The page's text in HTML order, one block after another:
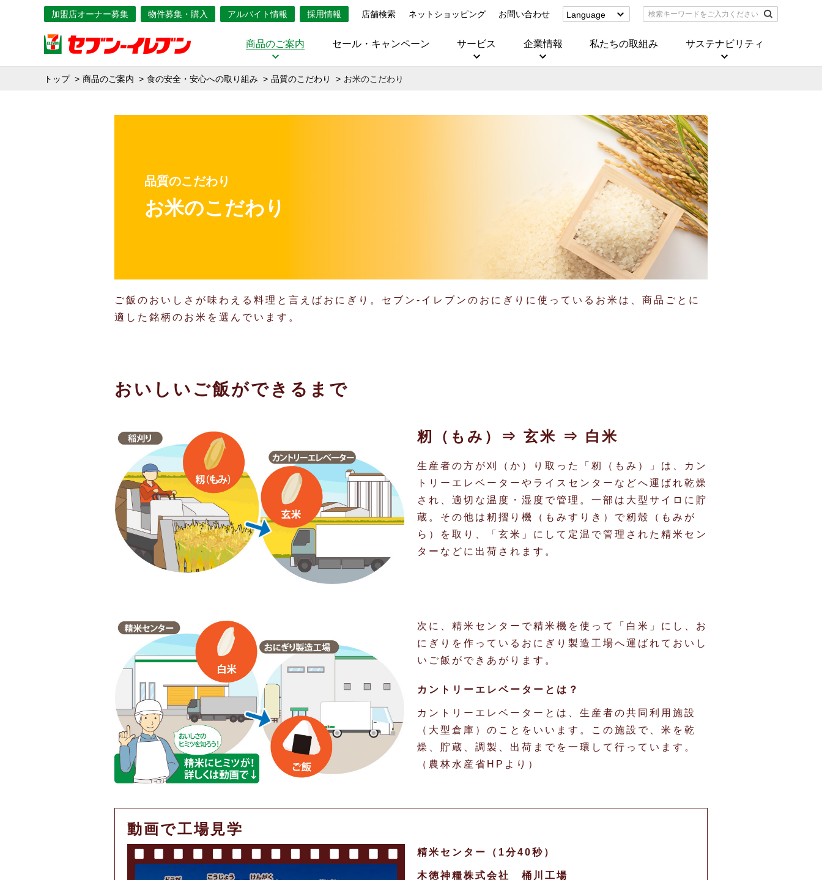
加盟店オーナー募集 物件募集・購入 アルバイト情報 採用情報 店舗検索 ネットショッピング お問い合わせ
Language
(Corporate)
한국어(서비스)
(บริการ)
商品のご案内 セール・キャンペーン サービス 企業情報 私たちの取組み サステナビリティ
トップ 商品のご案内 食の安全・安心への取り組み 品質のこだわり お米のこだわり
品質のこだわり
お米のこだわり
ご飯のおいしさが味わえる料理と言えばおにぎり。セブン‐イレブンのおにぎりに使っているお米は、商品ごとに
適した銘柄のお米を選んでいます。
おいしいご飯ができるまで
籾（もみ）⇒ 玄米 ⇒ 白米
生産者の方が刈（か）り取った「籾（もみ）」は、カン
トリーエレベーターやライスセンターなどへ運ばれ乾燥
され、適切な温度・湿度で管理。一部は大型サイロに貯
蔵。その他は籾摺り機（もみすりき）で籾殻（もみが
ら）を取り、「玄米」にして定温で管理された精米セン
ターなどに出荷されます。
次に、精米センターで精米機を使って「白米」にし、お
にぎりを作っているおにぎり製造工場へ運ばれておいし
いご飯ができあがります。
カントリーエレベーターとは？
カントリーエレベーターとは、生産者の共同利用施設
（大型倉庫）のことをいいます。この施設で、米を乾
燥、貯蔵、調製、出荷までを一環して行っています。
（農林水産省HPより）
動画で工場見学
精米センター（1分40秒）
木徳神糧株式会社 桶川工場